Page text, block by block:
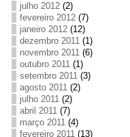
julho 2012(2)
fevereiro 2012(7)
janeiro 2012(12)
dezembro 2011(1)
novembro 2011(6)
outubro 2011(1)
setembro 2011(3)
agosto 2011(2)
julho 2011(2)
abril 2011(7)
março 2011(4)
fevereiro 2011(13)